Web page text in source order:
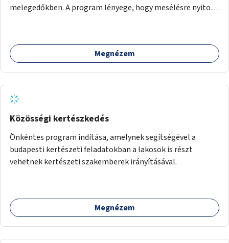
melegedőkben. A program lényege, hogy mesélésre nyitott
szabadon választhatnak, hogy kihez szeretnének odamenni
beszélgetni, kérdéseket feltenni – ezáltal közvetlen
Megnézem
Közösségi kertészkedés
Önkéntes program indítása, amelynek segítségével a
budapesti kertészeti feladatokban a lakosok is részt
vehetnek kertészeti szakemberek irányításával.
Megnézem